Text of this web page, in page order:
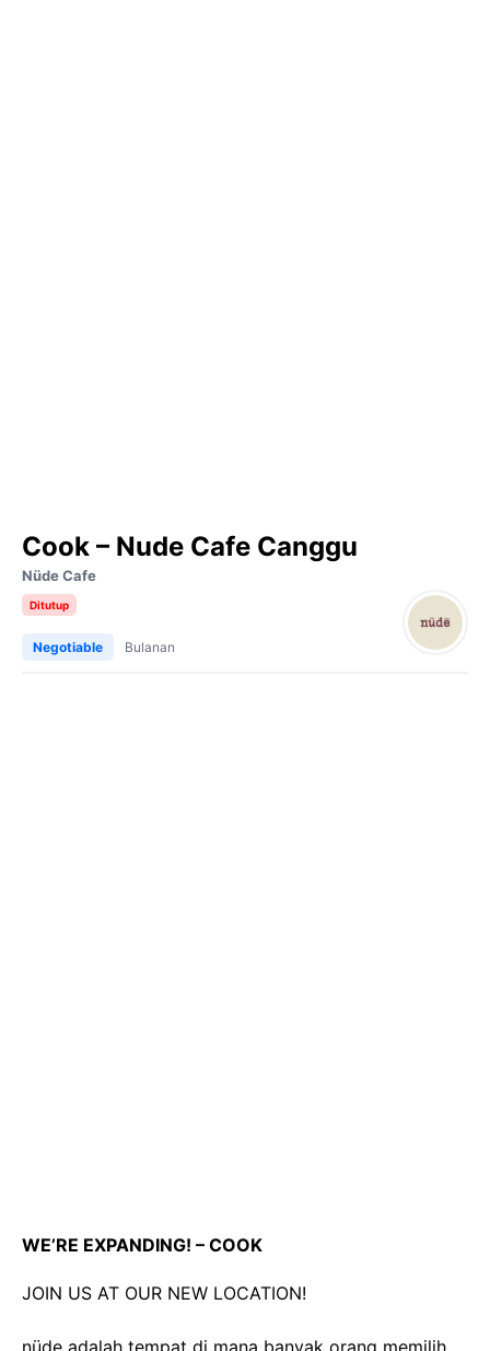
Cook – Nude Cafe Canggu
Nüde Cafe
Ditutup
Negotiable Bulanan
WE’RE EXPANDING! – COOK
JOIN US AT OUR NEW LOCATION!
nüde adalah tempat di mana banyak orang memilih